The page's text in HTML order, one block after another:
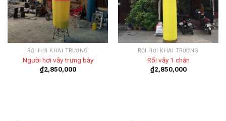
RỐI HƠI KHAI TRƯƠNG
Người hơi vẫy trưng bày
₫2,850,000
RỐI HƠI KHAI TRƯƠNG
Rối vẫy 1 chân
₫2,850,000